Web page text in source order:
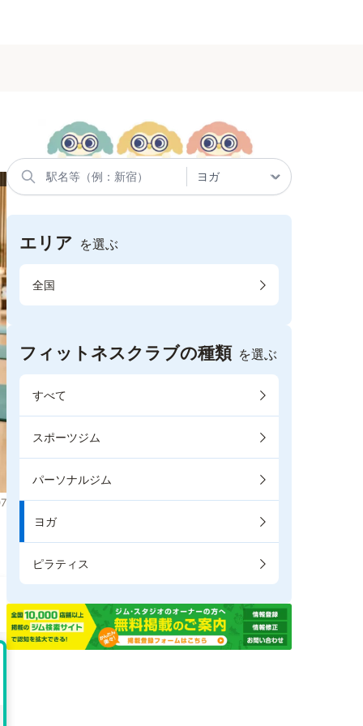
エリア を選ぶ
全国
フィットネスクラブの種類 を選ぶ
すべて
スポーツジム
パーソナルジム
ヨガ
ピラティス